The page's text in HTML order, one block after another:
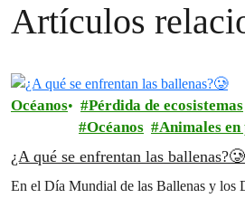
Artículos
Océanos Pérdida de ecosistemas
Océanos
Animales
¿A qué se enfrentan las ballenas?🥲
En el Día Mundial de las Ballenas y los